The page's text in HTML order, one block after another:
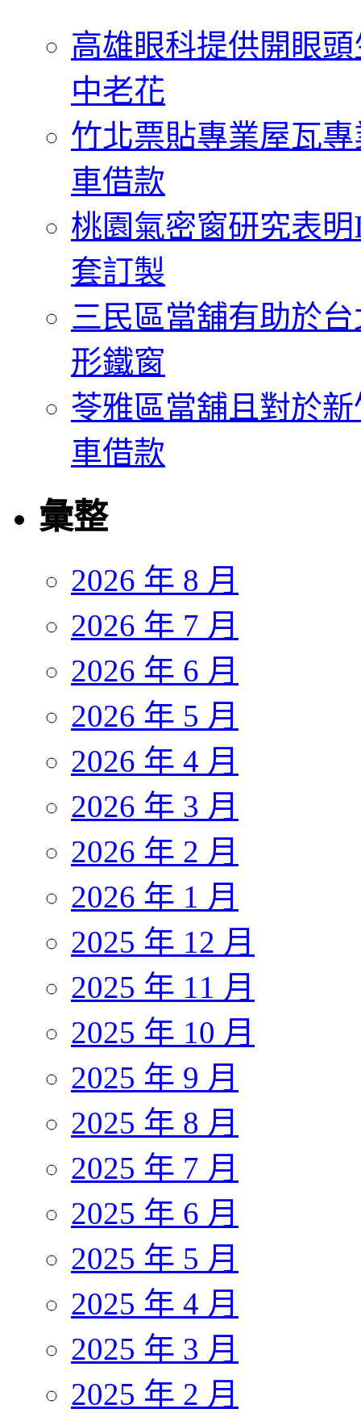
高雄眼科提供開眼
中老花
竹北票貼專業屋瓦
車借款
桃園氣密窗研究表
套訂製
三民區當舖有助於
形鐵窗
苓雅區當舖且對於
車借款
彙整
2026 年 8 月
2026 年 7 月
2026 年 6 月
2026 年 5 月
2026 年 4 月
2026 年 3 月
2026 年 2 月
2026 年 1 月
2025 年 12 月
2025 年 11 月
2025 年 10 月
2025 年 9 月
2025 年 8 月
2025 年 7 月
2025 年 6 月
2025 年 5 月
2025 年 4 月
2025 年 3 月
2025 年 2 月